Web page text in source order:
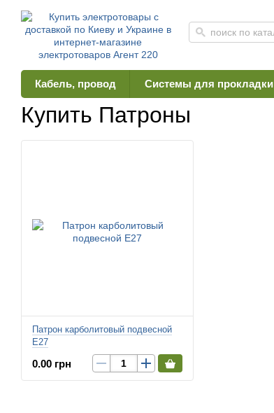
Кабель, провод Системы для прокладки
Главная Каталог Свет Патроны
Купить Патроны
Патрон карболитовый подвесной
Е27
0.00 грн